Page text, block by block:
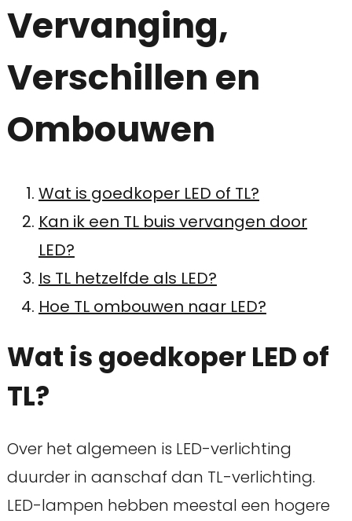
Vervanging,
Verschillen en
Ombouwen
Wat is goedkoper LED of TL?
Kan ik een TL buis vervangen door
LED?
Is TL hetzelfde als LED?
Hoe TL ombouwen naar LED?
Wat is goedkoper LED of
TL?
Over het algemeen is LED-verlichting
duurder in aanschaf dan TL-verlichting.
LED-lampen hebben meestal een hogere